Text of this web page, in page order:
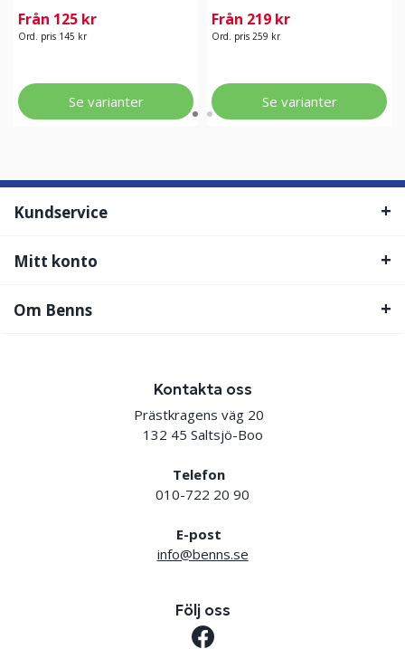
Från 125 kr
Ord. pris 145 kr
Se varianter
Från 219 kr
Ord. pris 259 kr
Se varianter
Kundservice
Mitt konto
Om Benns
Kontakta oss
Prästkragens väg 20
132 45 Saltsjö-Boo
Telefon
010-722 20 90
E-post
info@benns.se
Följ oss